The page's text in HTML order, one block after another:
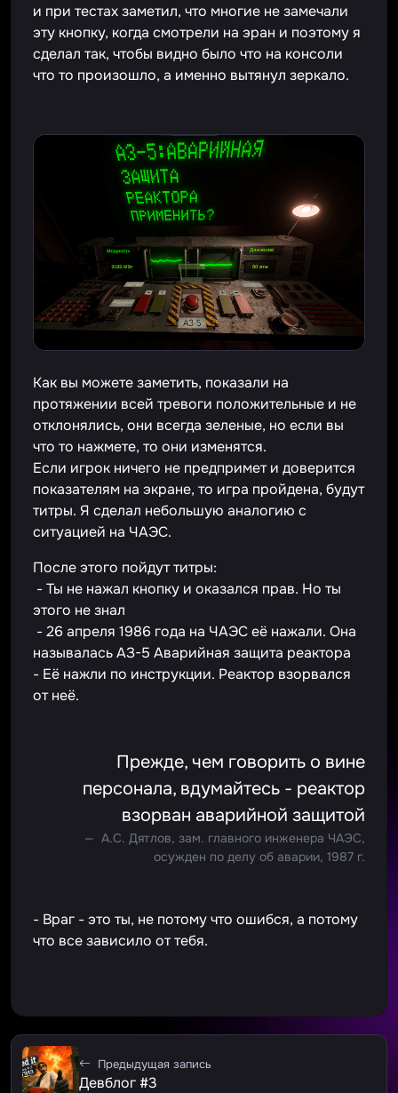
и при тестах заметил, что многие не замечали
эту кнопку, когда смотрели на эран и поэтому я
сделал так, чтобы видно было что на консоли
что то произошло, а именно вытянул зеркало.
Как вы можете заметить, показали на
протяжении всей тревоги положительные и не
отклонялись, они всегда зеленые, но если вы
что то нажмете, то они изменятся.
Если игрок ничего не предпримет и доверится
показателям на экране, то игра пройдена, будут
титры. Я сделал небольшую аналогию с
ситуацией на ЧАЭС.
После этого пойдут титры:
- Ты не нажал кнопку и оказался прав. Но ты
этого не знал
- 26 апреля 1986 года на ЧАЭС её нажали. Она
называлась АЗ-5 Аварийная защита реактора
- Её нажли по инструкции. Реактор взорвался
от неё.
Прежде, чем говорить о вине
персонала, вдумайтесь - реактор
взорван аварийной защитой
А.С. Дятлов, зам. главного инженера ЧАЭС,
осужден по делу об аварии, 1987 г.
- Враг - это ты, не потому что ошибся, а потому
что все зависило от тебя.
Предыдущая запись
Девблог #3